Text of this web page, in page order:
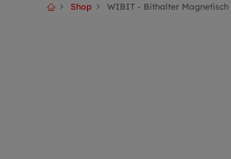
Shop WIBIT - Bithalter Magnetisch